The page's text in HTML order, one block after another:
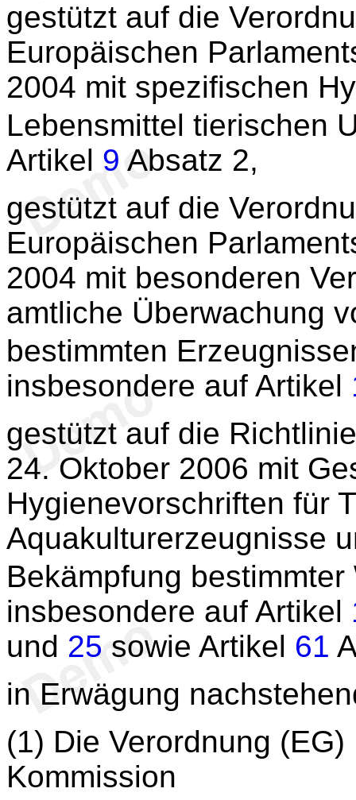
gestützt auf die
Europäischen
2004 mit spezifischen
Lebensmittel tierischen
Artikel 9 Absatz 2,
gestützt auf die
Europäischen
2004 mit besonderen
amtliche Überwachung
bestimmten
insbesondere auf Artikel
gestützt auf die
24. Oktober 2006 mit
Hygienevorschriften für
Aquakulturerzeugnisse
Bekämpfung
insbesondere auf Artikel
und 25 sowie Artikel 61
in Erwägung
(1) Die Verordnung
Kommission